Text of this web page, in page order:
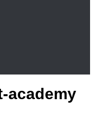
academy